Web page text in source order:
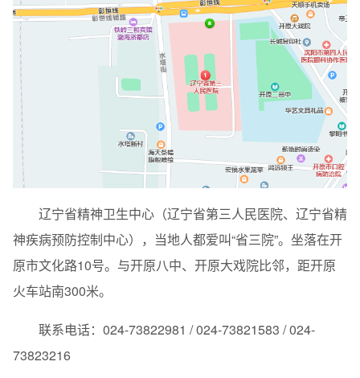
辽宁省精神卫生中心（辽宁省第三人民医院、辽宁省精
神疾病预防控制中心），当地人都爱叫“省三院”。坐落在开
原市文化路10号。与开原八中、开原大戏院比邻，距开原
火车站南300米。
联系电话：024-73822981 / 024-73821583 / 024-
73823216